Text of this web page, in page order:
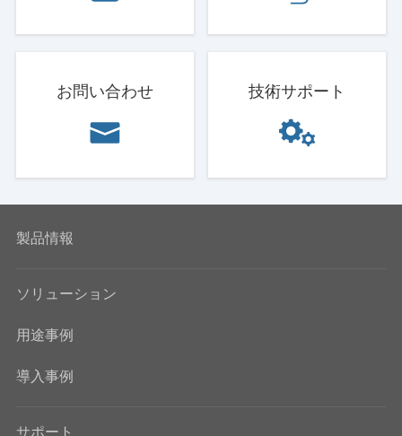
お問い合わせ 技術サポート
製品情報
ソリューション
用途事例
導入事例
サポート